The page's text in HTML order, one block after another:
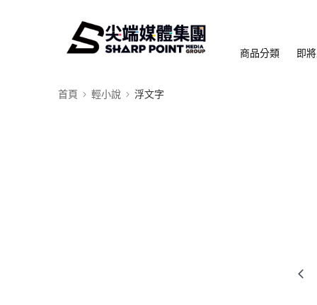
商品分類 即
首頁 輕小說 浮文字